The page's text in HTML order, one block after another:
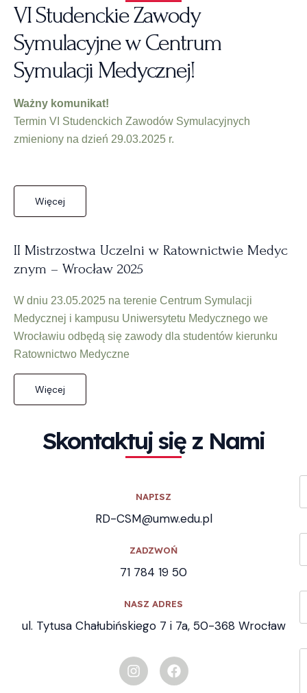
VI Studenckie Zawody
Symulacyjne w Centrum
Symulacji Medycznej!
Ważny komunikat!
Termin VI Studenckich Zawodów Symulacyjnych
zmieniony na dzień 29.03.2025 r.
Więcej
II Mistrzostwa Uczelni w Ratownictwie Medyc
znym – Wrocław 2025
W dniu 23.05.2025 na terenie Centrum Symulacji
Medycznej i kampusu Uniwersytetu Medycznego we
Wrocławiu odbędą się zawody dla studentów kierunku
Ratownictwo Medyczne
Więcej
Skontaktuj się z Nami
NAPISZ
RD-CSM@umw.edu.pl
ZADZWOŃ
71 784 19 50
NASZ ADRES
ul. Tytusa Chałubińskiego 7 i 7a, 50-368 Wrocław
I
n
s
F
a
c